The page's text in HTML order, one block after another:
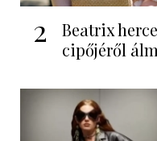
2
Beatrix
cipőjéről